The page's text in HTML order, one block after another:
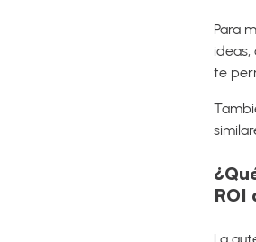
Para
te
ROI